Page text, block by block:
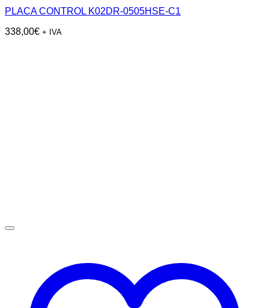
PLACA CONTROL K02DR-0505HSE-C1
338,00€ + IVA